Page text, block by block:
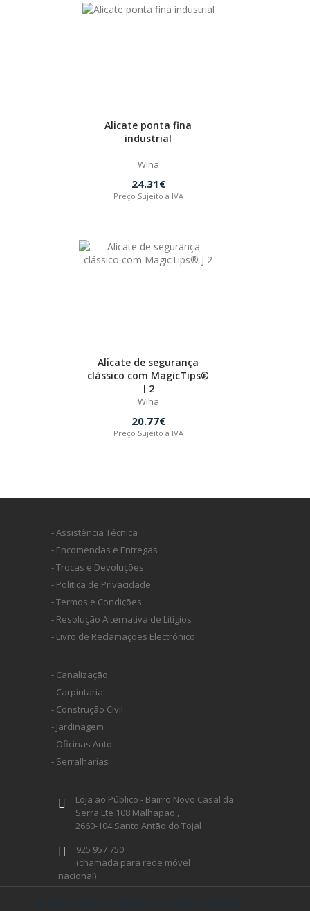
Alicate ponta fina
industrial
Wiha
24.31€
Preço Sujeito a IVA
Alicate de segurança
clássico com MagicTips®
J 2
Wiha
20.77€
Preço Sujeito a IVA
- Assistência Técnica
- Encomendas e Entregas
- Trocas e Devoluções
- Politica de Privacidade
- Termos e Condições
- Resolução Alternativa de Litígios
- Livro de Reclamações Electrónico
- Canalização
- Carpintaria
- Construção Civil
- Jardinagem
- Oficinas Auto
- Serralharias
Loja ao Público - Bairro Novo Casal da
Serra Lte 108 Malhapão ,
2660-104 Santo Antão do Tojal
925 957 750
(chamada para rede móvel
nacional)
geral@ferramentaprofissional.pt
ferramentaprofissional.pt® 2026 - todos os direitos